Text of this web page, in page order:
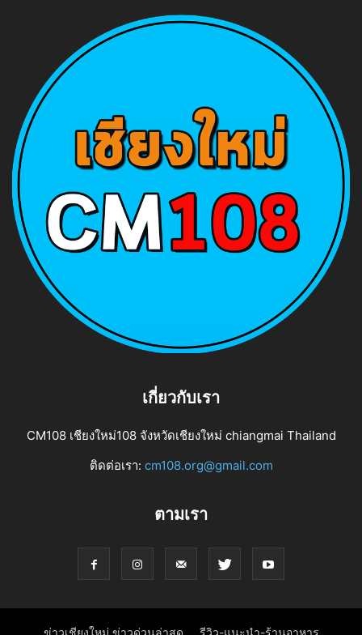
เกี่ยวกับเรา
CM108 เชียงใหม่108 จังหวัดเชียงใหม่ chiangmai Thailand
ติดต่อเรา: cm108.org@gmail.com
ตามเรา
ข่าวเชียงใหม่ ข่าวด่วนล่าสุด รีวิว-แนะนำ-ร้านอาหาร